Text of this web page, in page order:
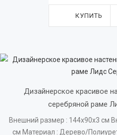
КУПИТЬ
Дизайнерское красивое
серебряной раме
Внешний размер : 144х90х3 см
см Материал : Дерево/